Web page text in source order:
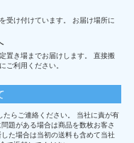
受け付けています。 お届け場所に
置き場までお届けします。 直接搬
ご利用ください。
らご連絡ください。 当社に責が有
題がある場合は商品を数枚お客さ
た場合は当初の送料も含めて当社